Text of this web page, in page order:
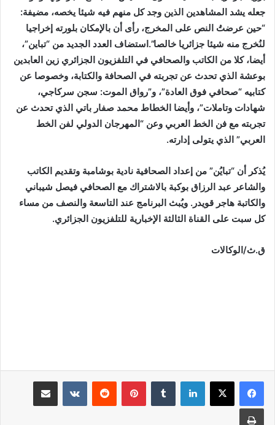
جعله يشد المشاهدين الذين وجد كل منهم فيه شيئا يخصه، مضيفة:
“حين عرضتُ النص على المخرج، رأى أن بالإمكان بلورته إخراجيا
لنُخرج منه شيئا جزائريا خالصا”.استضاف العدد الجديد من “تباين”،
أيضا، كلا من الكاتب والصحافي في التلفزيون الجزائري زين العابدين
بوعشة الذي تحدث عن تجربته في الصحافة والكتابة، وخصوصا عن
كتابيه “صحافي فوق العادة”، و”رواق الموت: سجن سركاجي،
شهادات وتاملات”، وأيضا الخطاط محمد صفار باتي الذي تحدث عن
تجربته مع فن الخط العربي وعن “المهرجان الدولي لفن الخط
العربي” الذي يتولى إدارته.
يُذكر أن “تبايُن” من إعداد الصحافية نادية بوشامبة وتقديم الكاتب
والشاعر عبد الرزاق بوكبة بالاشتراك مع الصحافي فيصل شيباني
والكاتبة هاجر قويدر. ويُبث البرنامج عند التاسعة والنصف من مساء
كل سبت على القناة الثالثة الإخبارية للتلفزيون الجزائري.
ق.ث/الوكالات
لينكدإن بينتيريست
طباعة